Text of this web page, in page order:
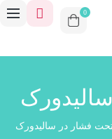
0
فشار در سالیدورک